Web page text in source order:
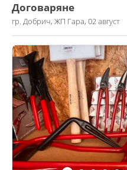
Договаряне
гр. Добрич, ЖП Гара, 02 август